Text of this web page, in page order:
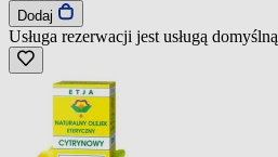
Dodaj
Usługa rezerwacji jest usługą domyślną